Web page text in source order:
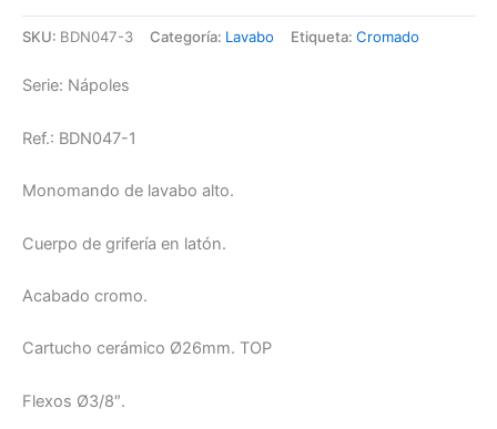
SKU: BDN047-3 Categoría: Lavabo Etiqueta: Cromado
Serie: Nápoles
Ref.: BDN047-1
Monomando de lavabo alto.
Cuerpo de grifería en latón.
Acabado cromo.
Cartucho cerámico Ø26mm. TOP
Flexos Ø3/8″.